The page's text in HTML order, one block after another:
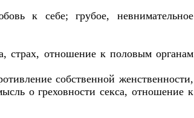
к себе; грубое, невнимательное
страх, отношение к половым органам
собственной женственности,
о греховности секса, отношение к